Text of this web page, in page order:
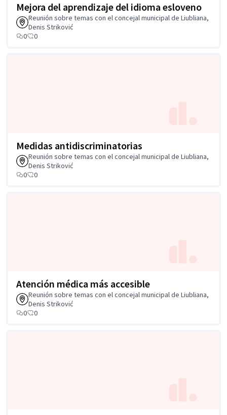
Mejora del aprendizaje del idioma esloveno
Reunión sobre temas con el concejal municipal de Liubliana,
Denis Striković
0
0
Medidas antidiscriminatorias
Reunión sobre temas con el concejal municipal de Liubliana,
Denis Striković
0
0
Atención médica más accesible
Reunión sobre temas con el concejal municipal de Liubliana,
Denis Striković
0
0